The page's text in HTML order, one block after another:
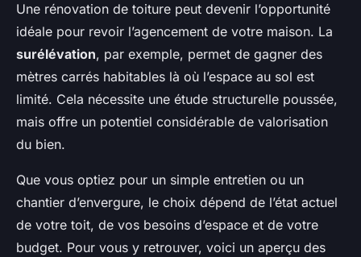
Une rénovation de toiture peut devenir l’opportunité
idéale pour revoir l’agencement de votre maison. La
surélévation, par exemple, permet de gagner des
mètres carrés habitables là où l’espace au sol est
limité. Cela nécessite une étude structurelle poussée,
mais offre un potentiel considérable de valorisation
du bien.
Que vous optiez pour un simple entretien ou un
chantier d’envergure, le choix dépend de l’état actuel
de votre toit, de vos besoins d’espace et de votre
budget. Pour vous y retrouver, voici un aperçu des